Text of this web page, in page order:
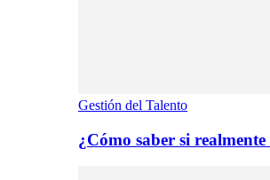
Gestión del Talento
¿Cómo saber si